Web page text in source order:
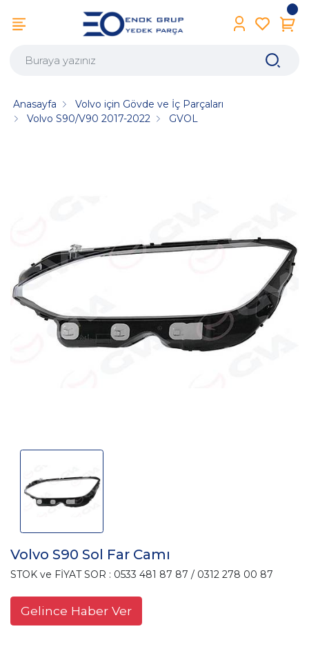
Anasayfa
Volvo için Gövde ve İç Parçaları
Volvo S90/V90 2017-2022
GVOL
Volvo S90 Sol Far Camı
STOK ve FİYAT SOR : 0533 481 87 87 / 0312 278 00 87
Gelince Haber Ver